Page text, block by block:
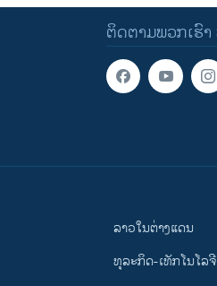
ຕິດຕາມພວກເຮົ
ລາວໃນຕ່າງແດນ
ທຸລະກິດ-ເທັກໂນໂລຈີ